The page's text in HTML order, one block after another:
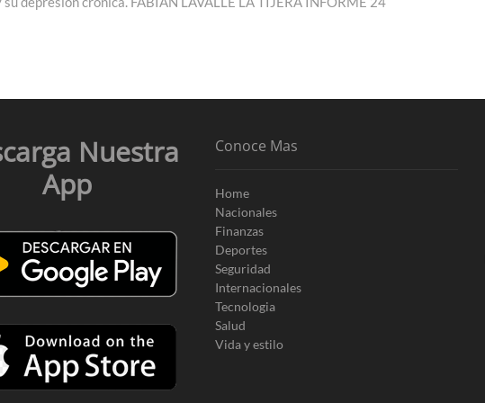
Nuestra
App
Conoce Mas
Home
Nacionales
Finanzas
Deportes
Seguridad
Internacionales
Tecnologia
Salud
Vida y estilo